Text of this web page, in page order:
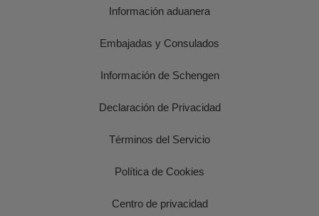
Información aduanera
Embajadas y Consulados
Información de Schengen
Declaración de Privacidad
Términos del Servicio
Política de Cookies
Centro de privacidad